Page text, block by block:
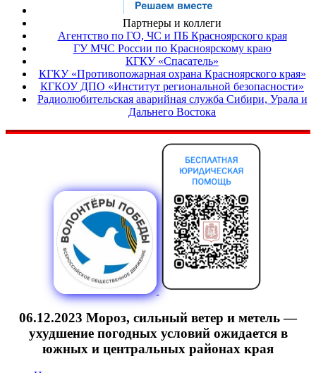
Партнеры и коллеги
Агентство по ГО, ЧС и ПБ Красноярского края
ГУ МЧС России по Красноярскому краю
КГКУ «Спасатель»
КГКУ «Противопожарная охрана Красноярского края»
КГКОУ ДПО «Институт региональной безопасности»
Радиолюбительская аварийная служба Сибири, Урала и
Дальнего Востока
06.12.2023 Мороз, сильный ветер и метель —
ухудшение погодных условий ожидается в
южных и центральных районах края